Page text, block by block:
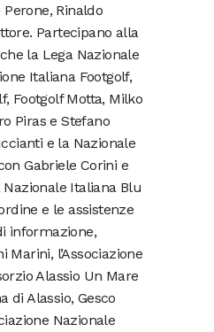
Rinaldo
Partecipano alla
la Lega Nazionale
Italiana Footgolf,
Footgolf Motta, Milko
Piras e Stefano
e la Nazionale
Gabriele Corini e
Italiana Blu
e le assistenze
informazione,
Marini, l’Associazione
Alassio Un Mare
di Alassio, Gesco
Nazionale